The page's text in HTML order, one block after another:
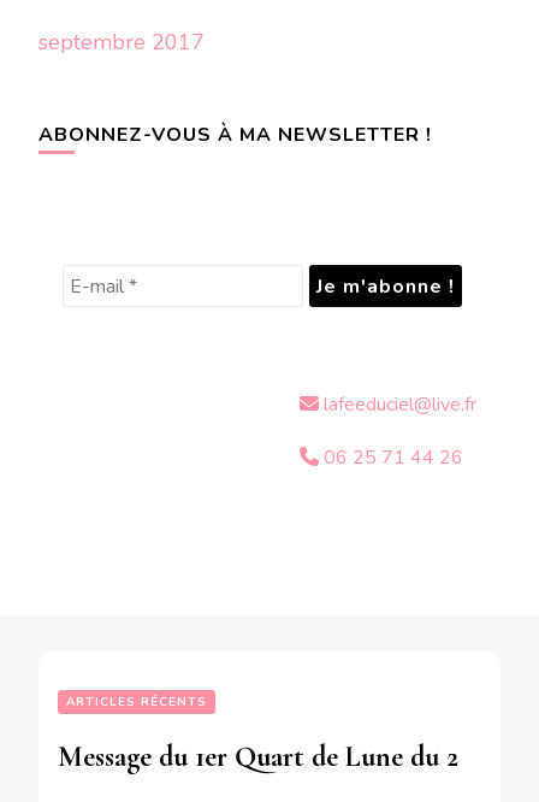
septembre 2017
ABONNEZ-VOUS À MA NEWSLETTER !
lafeeduciel@live.fr
06 25 71 44 26
ARTICLES RÉCENTS